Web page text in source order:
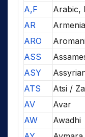
A,F
Arabic,
AR
ARO
ASS
ASY
ATS
Atsi /
AV
Avar
AW
Awadhi